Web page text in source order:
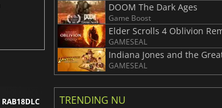
RAB18DLC
DOOM The Dark Ages
Game Boost
GAMESEAL
Indiana Jones and the
GAMESEAL
TRENDING NU